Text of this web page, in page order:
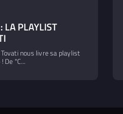
LA PLAYLIST
nous livre sa playlist
De "C...